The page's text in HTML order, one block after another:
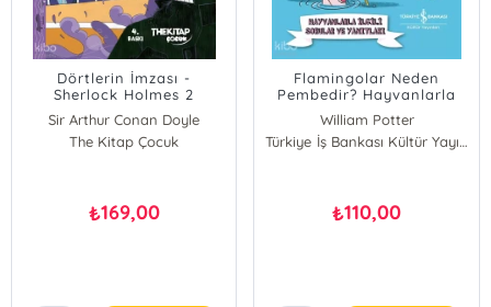
Dörtlerin İmzası -
Sherlock Holmes 2
Sir Arthur Conan Doyle
The Kitap Çocuk
₺169,00
Flamingolar Neden
Pembedir? Hayvanlarla
İlgili Sorular ve Yanıtları
William Potter
Adam Phillips
Türkiye İş Bankası Kültür Yayınları
₺110,00